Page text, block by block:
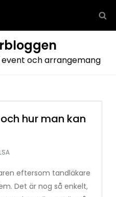
och arrangemang
hur man kan
eftersom tandläkare
Det är nog så enkelt,